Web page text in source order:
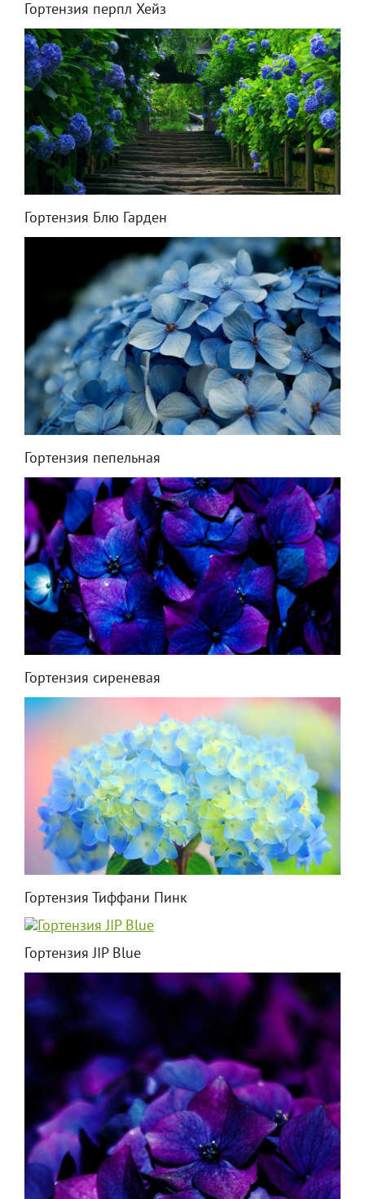
Гортензия перпл Хейз
Гортензия Блю Гарден
Гортензия пепельная
Гортензия сиреневая
Гортензия Тиффани Пинк
Гортензия JIP Blue